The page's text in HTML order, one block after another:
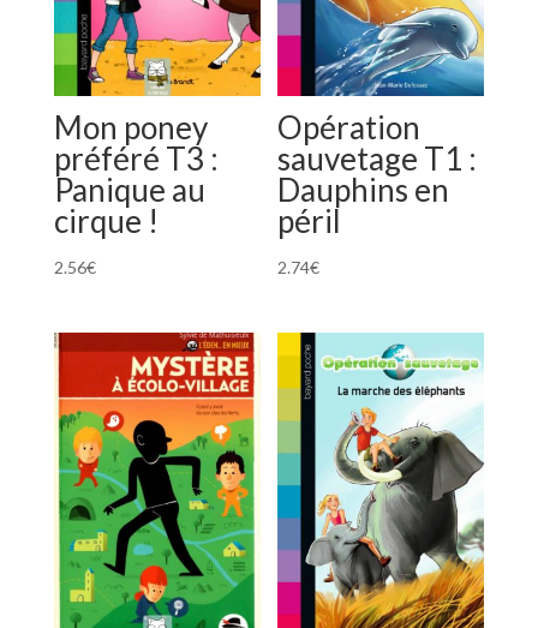
Mon poney
préféré T3 :
Panique au
cirque !
2.56€
Opération
sauvetage T1 :
Dauphins en
péril
2.74€